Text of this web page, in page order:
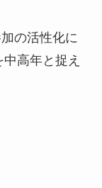
の活性化に
高年と捉え